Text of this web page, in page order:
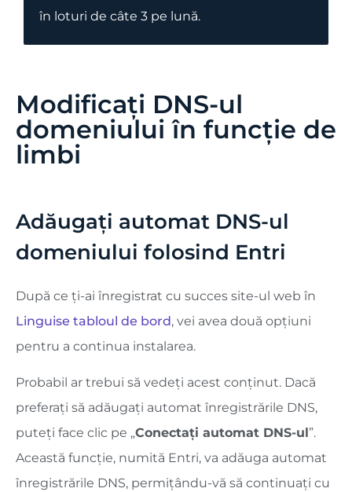
în loturi de câte 3 pe lună.
Modificați DNS-ul
domeniului în funcție de
limbi
Adăugați automat DNS-ul
domeniului folosind Entri
După ce ți-ai înregistrat cu succes site-ul web în
Linguise tabloul de bord, vei avea două opțiuni
pentru a continua instalarea.
Probabil ar trebui să vedeți acest conținut. Dacă
preferați să adăugați automat înregistrările DNS,
puteți face clic pe „Conectați automat DNS-ul”.
Această funcție, numită Entri, va adăuga automat
înregistrările DNS, permițându-vă să continuați cu